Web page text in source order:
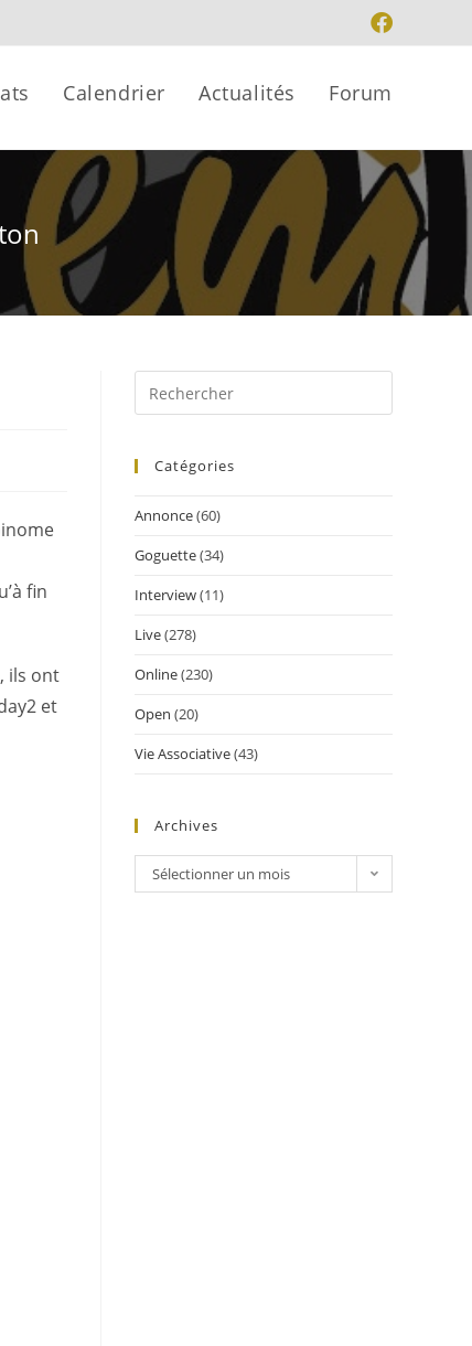
Calendrier Actualités Forum
fin
ils ont
et
Catégories
Annonce(60)
Goguette(34)
Interview(11)
Live(278)
Online(230)
Open (20)
Vie Associative(43)
Archives
Sélectionner un mois